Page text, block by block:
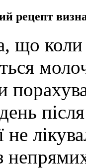
рецепт
що
не